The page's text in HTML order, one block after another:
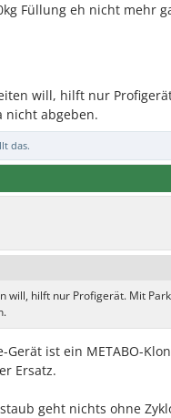
Füllung eh nicht mehr
will, hilft nur
nicht abgeben.
das.
will, hilft nur Profigerät. Mit
Gerät ist ein METABO-
Ersatz.
geht nichts ohne